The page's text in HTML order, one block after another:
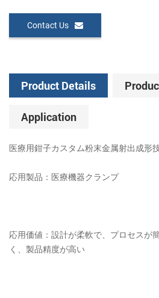
Contact Us
Product Details
Application
医療用鉗子カスタム粉末金属射出成形
応用製品：医療機器クランプ
応用価値：設計が柔軟で、プロセスが
く、製品精度が高い